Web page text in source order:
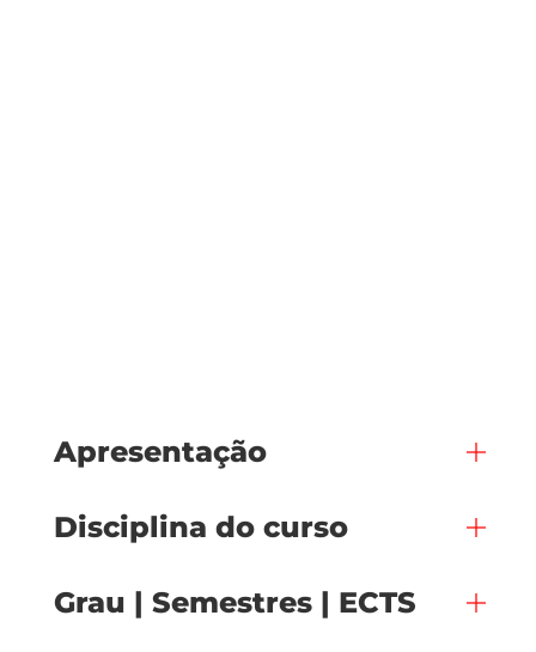
Apresentação
Disciplina do curso
Grau | Semestres | ECTS